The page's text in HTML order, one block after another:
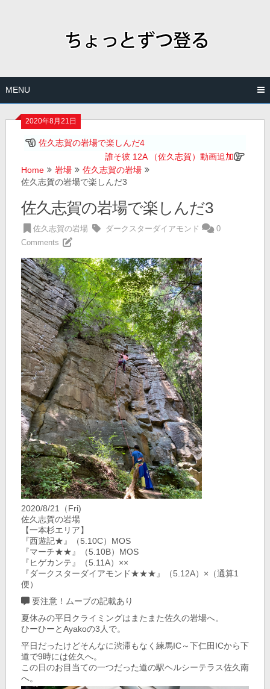
MENU
2020年8月21日
佐久志賀の岩場で楽しんだ4
誰そ彼 12A （佐久志賀）動画追加
Home
岩場
佐久志賀の岩場
佐久志賀の岩場で楽しんだ3
佐久志賀の岩場で楽しんだ3
佐久志賀の岩場 ダークスターダイアモンド
0
Comments
2020/8/21（Fri)
佐久志賀の岩場
【一本杉エリア】
『西遊記★』（5.10C）MOS
『マーチ★★』（5.10B）MOS
『ヒゲカンテ』（5.11A）××
『ダークスターダイアモンド★★★』（5.12A）×（通算1
便）
要注意！ムーブの記載あり
夏休みの平日クライミングはまたまた佐久の岩場へ。
ひーひーとAyakoの3人で。
平日だったけどそんなに渋滞もなく練馬IC～下仁田ICから下
道で9時には佐久へ。
この日のお目当ての一つだった道の駅ヘルシーテラス佐久南
へ。